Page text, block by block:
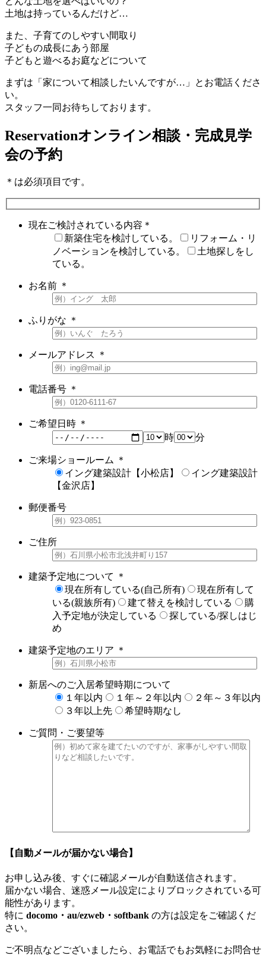
土地は持っているんだけど…
また、子育てのしやすい間取り
子どもの成長にあう部屋
子どもと遊べるお庭などについて
まずは「家について相談したいんですが…」と お電話くださ
い。
スタッフ一同お待ちしております。
Reservationオンライン相談・完成見学
会の予約
＊ は必須項目です。
現在ご検討されている内容 ＊
新築住宅を検討している。
リフォーム・リ
ノベーションを検討している。
土地探しをし
ている。
お名前 ＊
ふりがな ＊
メールアドレス ＊
電話番号 ＊
ご希望日時 ＊
時
分
ご来場ショールーム
＊
イング建築設計【小松店】
イング建築設計
【金沢店】
郵便番号
ご住所
建築予定地について
＊
現在所有している(自己所有)
現在所有して
いる(親族所有)
建て替えを検討している
購
入予定地が決定している
探している/探しはじ
め
建築予定地のエリア ＊
新居へのご入居希望時期について
１年以内
１年～２年以内
２年～３年以内
３年以上先
希望時期なし
ご質問・ご要望等
【自動メールが届かない場合】
お申し込み後、すぐに確認メールが自動送信されます。
届かない場合、迷惑メール設定によりブロックされている可
能性があります。
特に docomo・au/ezweb・softbank の方は設定をご確認くだ
さい。
ご不明点などございましたら、お電話でもお気軽にお問合せ